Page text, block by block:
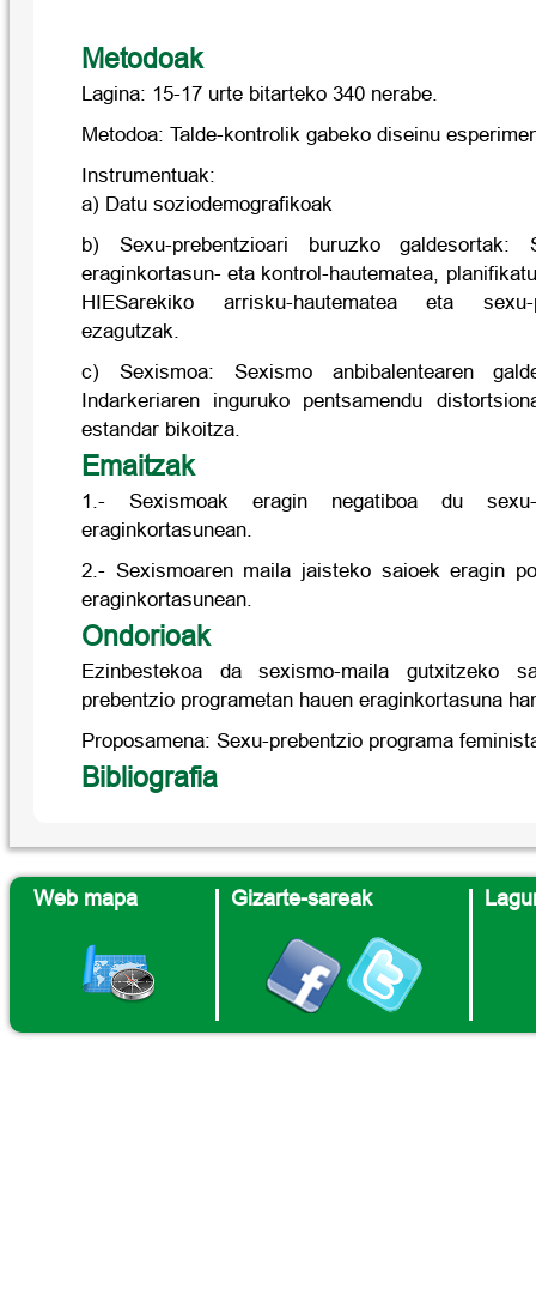
Metodoak
Lagina: 15-17 urte bitarteko 340 nerabe.
Metodoa: Talde-kontrolik gabeko diseinu
Instrumentuak:
a) Datu soziodemografikoak
b) Sexu-prebentzioari buruzko galdesortak:
eraginkortasun- eta kontrol-hautematea,
HIESarekiko arrisku-hautematea eta sexu-
ezagutzak.
c) Sexismoa: Sexismo anbibalentearen
Indarkeriaren inguruko pentsamendu
estandar bikoitza.
Emaitzak
1.- Sexismoak eragin negatiboa du sexu-
eraginkortasunean.
2.- Sexismoaren maila jaisteko saioek eragin
eraginkortasunean.
Ondorioak
Ezinbestekoa da sexismo-maila gutxitzeko
prebentzio programetan hauen eraginkortasuna
Proposamena: Sexu-prebentzio programa
Bibliografia
Web mapa Gizarte-sareak